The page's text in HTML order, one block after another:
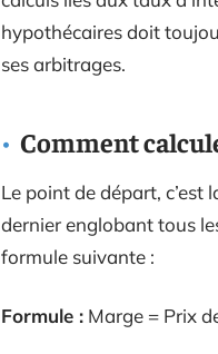
hypothécaires doit
ses arbitrages.
Comment
Le point de départ, c’est
dernier englobant tous
formule suivante :
Formule : Marge = Prix